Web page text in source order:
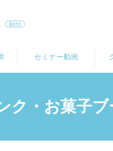
セミナー動画
ク・お菓子ブ